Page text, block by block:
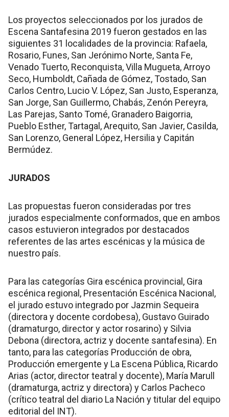
Los proyectos seleccionados por los jurados de
Escena Santafesina 2019 fueron gestados en las
siguientes 31 localidades de la provincia: Rafaela,
Rosario, Funes, San Jerónimo Norte, Santa Fe,
Venado Tuerto, Reconquista, Villa Mugueta, Arroyo
Seco, Humboldt, Cañada de Gómez, Tostado, San
Carlos Centro, Lucio V. López, San Justo, Esperanza,
San Jorge, San Guillermo, Chabás, Zenón Pereyra,
Las Parejas, Santo Tomé, Granadero Baigorria,
Pueblo Esther, Tartagal, Arequito, San Javier, Casilda,
San Lorenzo, General López, Hersilia y Capitán
Bermúdez.
JURADOS
Las propuestas fueron consideradas por tres
jurados especialmente conformados, que en ambos
casos estuvieron integrados por destacados
referentes de las artes escénicas y la música de
nuestro país.
Para las categorías Gira escénica provincial, Gira
escénica regional, Presentación Escénica Nacional,
el jurado estuvo integrado por Jazmin Sequeira
(directora y docente cordobesa), Gustavo Guirado
(dramaturgo, director y actor rosarino) y Silvia
Debona (directora, actriz y docente santafesina). En
tanto, para las categorías Producción de obra,
Producción emergente y La Escena Pública, Ricardo
Arias (actor, director teatral y docente), María Marull
(dramaturga, actriz y directora) y Carlos Pacheco
(crítico teatral del diario La Nación y titular del equipo
editorial del INT).